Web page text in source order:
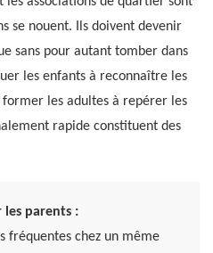
se nouent. Ils doivent devenir
sans pour autant tomber dans
les enfants à reconnaître les
les adultes à repérer les
rapide constituent des
les parents :
fréquentes chez un même